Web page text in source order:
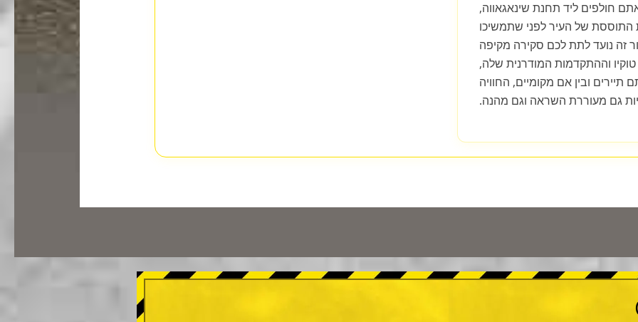
חולפים ליד תחנת שינאגאווה,
התוססת של העיר לפני שתמשיכו
זה נועד לתת לכם סקירה מקיפה
וההתקדמות המודרנית שלה,
ובין אם מקומיים, החוויה
גם מעוררת השראה וגם מהנה.